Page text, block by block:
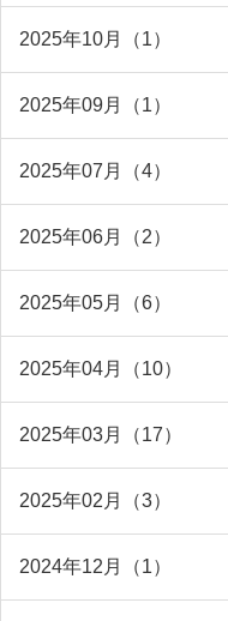
2025年10月（1）
2025年09月（1）
2025年07月（4）
2025年06月（2）
2025年05月（6）
2025年04月（10）
2025年03月（17）
2025年02月（3）
2024年12月（1）